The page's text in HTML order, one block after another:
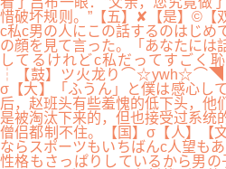
惜破坏规则。”【五】✘【是】©【
c私c男の人にこの話するのはじめ
の顔を見て言った。「あなたには
してるけれどc私だってすごく
┆【鼓】ツ火龙り
σ【大】「ふうん」と僕は感心
后，赵班头有些羞愧的低下头，他
是被淘汰下来的，但也接受过系统
僧侣都制不住。【国】σ【人】【
ならスポーツもいちばんc人望も
性格もさっぱりしているから男